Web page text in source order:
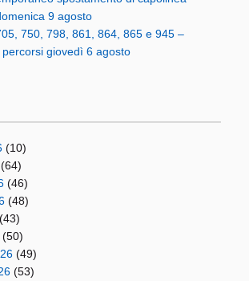
9 agosto
750, 798, 861, 864, 865 e 945 –
percorsi giovedì 6 agosto
(10)
(64)
(46)
(48)
(43)
(50)
(49)
(53)